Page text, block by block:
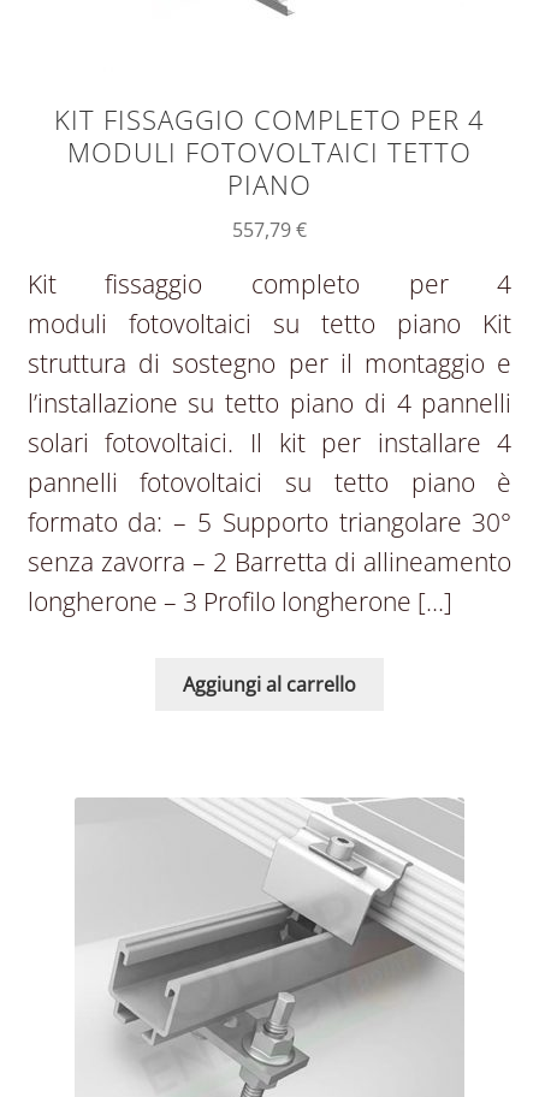
KIT FISSAGGIO COMPLETO PER 4
MODULI FOTOVOLTAICI TETTO
PIANO
557,79€
Kit fissaggio completo per 4
moduli fotovoltaici su tetto piano Kit
struttura di sostegno per il montaggio e
l’installazione su tetto piano di 4 pannelli
solari fotovoltaici. Il kit per installare 4
pannelli fotovoltaici su tetto piano è
formato da: – 5 Supporto triangolare 30°
senza zavorra – 2 Barretta di allineamento
longherone – 3 Profilo longherone […]
Aggiungi al carrello